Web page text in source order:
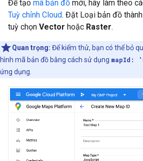
Để tạo mã bản đồ mới, hãy làm theo
Tuỳ chỉnh Cloud. Đặt Loại bản đồ thành
tuỳ chọn Vector hoặc Raster.
Quan trọng: Để kiểm thử, bạn có thể bỏ
hình mã bản đồ bằng cách sử dụng mapId:
ứng dụng.